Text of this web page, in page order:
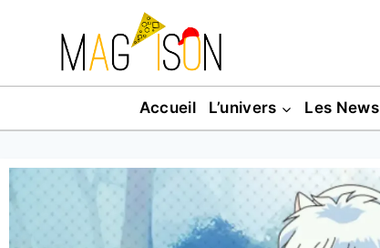
Accueil L’univers Les News